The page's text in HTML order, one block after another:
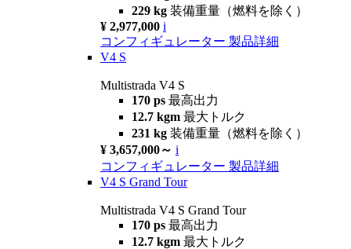
229 kg 装備重量（燃料を除く）
¥ 2,977,000 i
コンフィギュレーター 製品詳細
V4 S
Multistrada V4 S
170 ps 最高出力
12.7 kgm 最大トルク
231 kg 装備重量（燃料を除く）
¥ 3,657,000～ i
コンフィギュレーター 製品詳細
V4 S Grand Tour
Multistrada V4 S Grand Tour
170 ps 最高出力
12.7 kgm 最大トルク